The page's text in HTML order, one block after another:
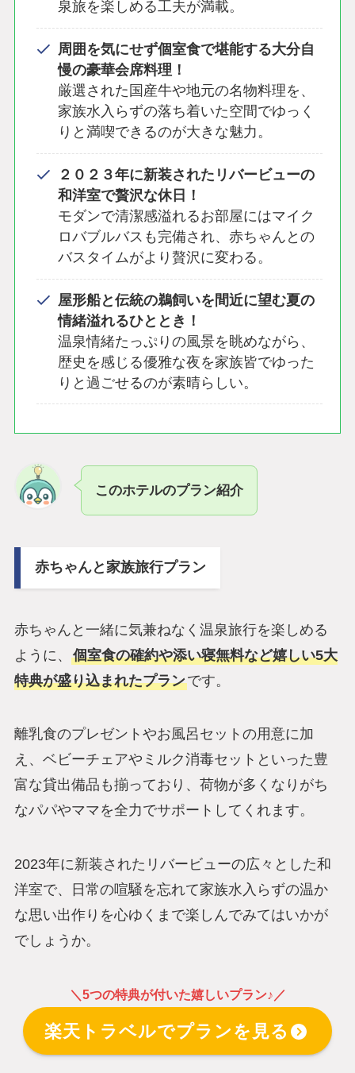
泉旅を楽しめる工夫が満載。
周囲を気にせず個室食で堪能する大分自
慢の豪華会席料理！
厳選された国産牛や地元の名物料理を、
家族水入らずの落ち着いた空間でゆっく
りと満喫できるのが大きな魅力。
２０２３年に新装されたリバービューの
和洋室で贅沢な休日！
モダンで清潔感溢れるお部屋にはマイク
ロバブルバスも完備され、赤ちゃんとの
バスタイムがより贅沢に変わる。
屋形船と伝統の鵜飼いを間近に望む夏の
情緒溢れるひととき！
温泉情緒たっぷりの風景を眺めながら、
歴史を感じる優雅な夜を家族皆でゆった
りと過ごせるのが素晴らしい。
このホテルのプラン紹介
赤ちゃんと家族旅行プラン
赤ちゃんと一緒に気兼ねなく温泉旅行を楽しめる
ように、 個室食の確約や添い寝無料など嬉しい5大
特典が盛り込まれたプランです。
離乳食のプレゼントやお風呂セットの用意に加
え、ベビーチェアやミルク消毒セットといった豊
富な貸出備品も揃っており、荷物が多くなりがち
なパパやママを全力でサポートしてくれます。
2023年に新装されたリバービューの広々とした和
洋室で、日常の喧騒を忘れて家族水入らずの温か
な思い出作りを心ゆくまで楽しんでみてはいかが
でしょうか。
＼5つの特典が付いた嬉しいプラン♪／
楽天トラベルでプランを見る